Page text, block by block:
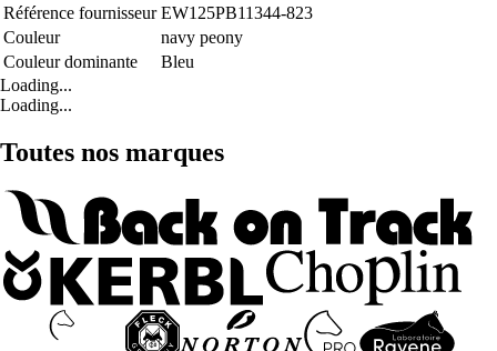
Référence fournisseur EW125PB11344-823
Couleur
navy peony
Couleur dominante
Bleu
Loading...
Loading...
Toutes nos marques